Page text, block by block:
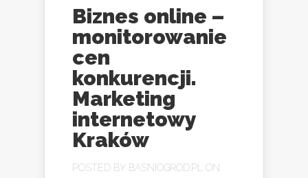
Biznes online –
monitorowanie
cen
konkurencji.
Marketing
internetowy
Kraków
POSTED BY BASNIOGROD.PL
ON